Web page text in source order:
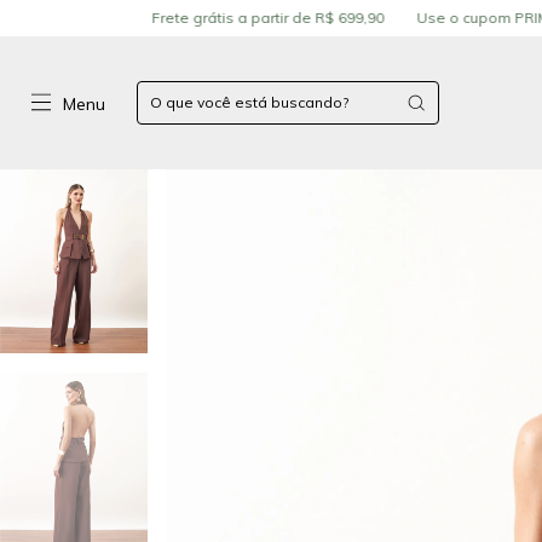
Frete grátis a partir de R$ 699,90 Use o cupom PRIMEIRA COMPRA E
Menu